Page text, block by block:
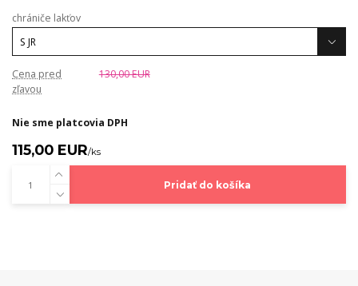
chrániče lakťov
Cena pred
zľavou
130,00 EUR
Nie sme platcovia DPH
115,00 EUR/ks
Pridať do košíka